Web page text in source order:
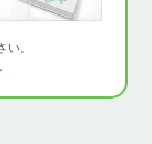
。